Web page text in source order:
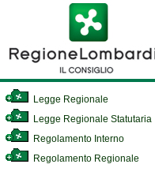
Legge Regionale
Legge Regionale Statutaria
Regolamento Interno
Regolamento Regionale